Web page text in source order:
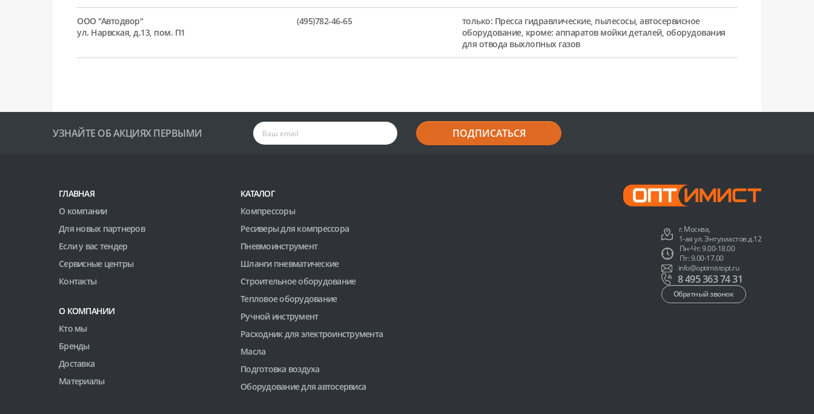
ООО "Автодвор"
ул. Нарвская, д.13, пом. П1
(495)782-46-65
только: Пресса гидравлические, пылесосы, автосервисное
оборудование, кроме: аппаратов мойки деталей, оборудования
для отвода выхлопных газов
УЗНАЙТЕ ОБ АКЦИЯХ ПЕРВЫМИ ПОДПИСАТЬСЯ
ГЛАВНАЯ
О компании
Для новых партнеров
Если у вас тендер
Сервисные центры
Контакты
О КОМПАНИИ
Кто мы
Бренды
Доставка
Материалы
КАТАЛОГ
Компрессоры
Ресиверы для компрессора
Пневмоинструмент
Шланги пневматические
Строительное оборудование
Тепловое оборудование
Ручной инструмент
Расходник для электроинструмента
Масла
Подготовка воздуха
Оборудование для автосервиса
г. Москва,
1-ая ул. Энтузиастов д.12
Пн-Чт: 9.00-18.00
Пт: 9.00-17.00
info@optimistopt.ru
8 495 363 74 31
Обратный звонок